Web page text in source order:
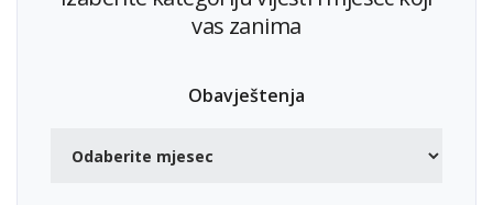
vas zanima
Obavještenja